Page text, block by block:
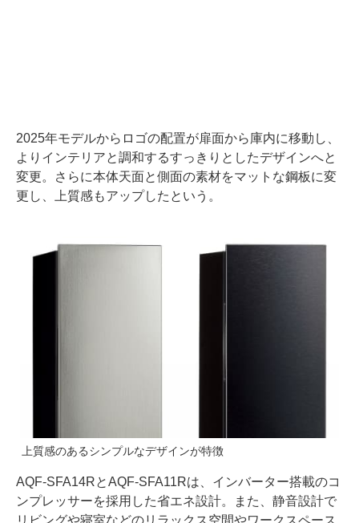
2025年モデルからロゴの配置が扉面から庫内に移動し、
よりインテリアと調和するすっきりとしたデザインへと
変更。さらに本体天面と側面の素材をマットな鋼板に変
更し、上質感もアップしたという。
上質感のあるシンプルなデザインが特徴
AQF-SFA14RとAQF-SFA11Rは、インバーター搭載のコ
ンプレッサーを採用した省エネ設計。また、静音設計で
リビングや寝室などのリラックス空間やワークスペース